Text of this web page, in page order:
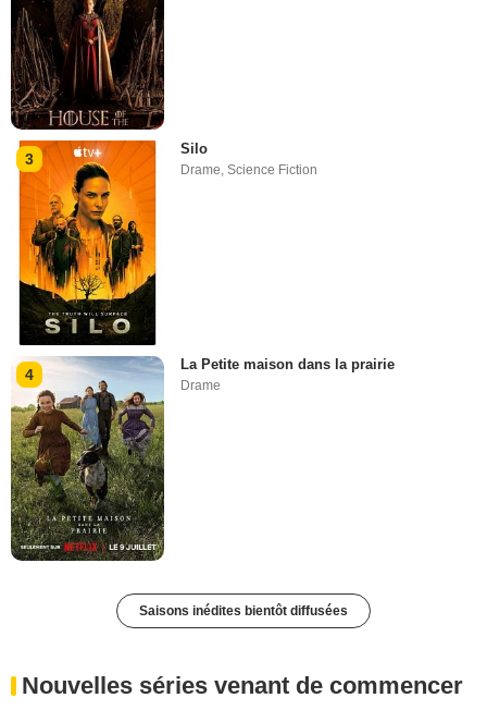
3
Silo
Drame ,Science Fiction
4
La Petite maison dans la prairie
Drame
Saisons inédites bientôt diffusées
Nouvelles séries venant de commencer